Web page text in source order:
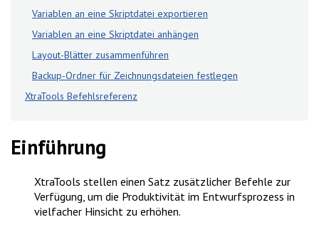
Variablen an eine Skriptdatei exportieren
Variablen an eine Skriptdatei anhängen
Layout-Blätter zusammenführen
Backup-Ordner für Zeichnungsdateien festlegen
XtraTools Befehlsreferenz
Einführung
XtraTools stellen einen Satz zusätzlicher Befehle zur
Verfügung, um die Produktivität im Entwurfsprozess in
vielfacher Hinsicht zu erhöhen.